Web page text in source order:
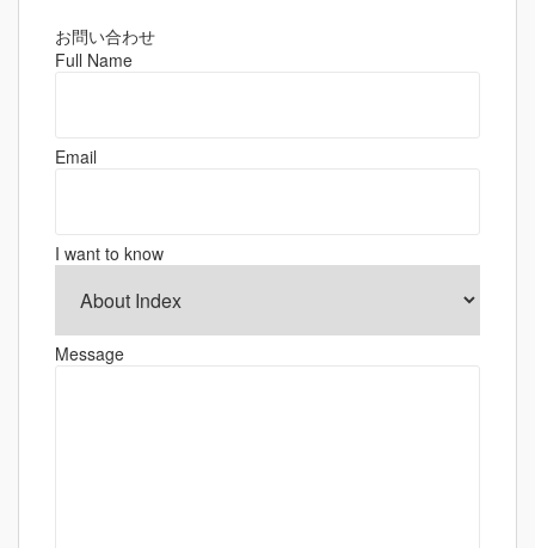
お問い合わせ
Full Name
Email
I want to know
Message